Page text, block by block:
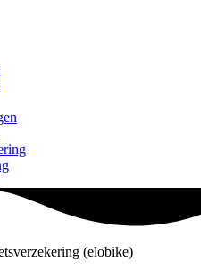
(elobike)